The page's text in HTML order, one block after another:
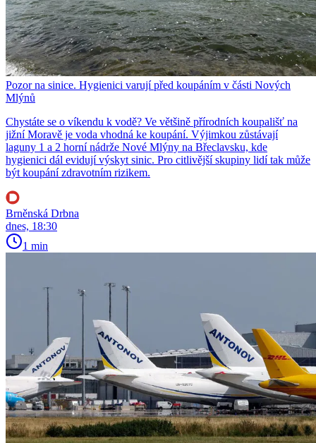
Pozor na sinice. Hygienici varují před koupáním v části Nových
Mlýnů
Chystáte se o víkendu k vodě? Ve většině přírodních koupališť na
jižní Moravě je voda vhodná ke koupání. Výjimkou zůstávají
laguny 1 a 2 horní nádrže Nové Mlýny na Břeclavsku, kde
hygienici dál evidují výskyt sinic. Pro citlivější skupiny lidí tak může
být koupání zdravotním rizikem.
Brněnská Drbna
dnes, 18:30
1 min